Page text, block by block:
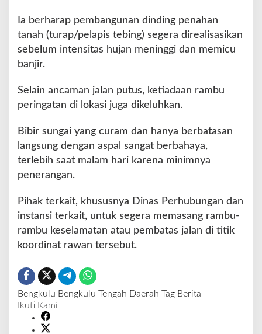
Ia berharap pembangunan dinding penahan
tanah (turap/pelapis tebing) segera direalisasikan
sebelum intensitas hujan meninggi dan memicu
banjir.
Selain ancaman jalan putus, ketiadaan rambu
peringatan di lokasi juga dikeluhkan.
Bibir sungai yang curam dan hanya berbatasan
langsung dengan aspal sangat berbahaya,
terlebih saat malam hari karena minimnya
penerangan.
Pihak terkait, khususnya Dinas Perhubungan dan
instansi terkait, untuk segera memasang rambu-
rambu keselamatan atau pembatas jalan di titik
koordinat rawan tersebut.
Bengkulu Bengkulu Tengah Daerah Tag Berita
Ikuti Kami